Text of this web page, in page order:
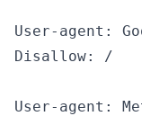
User-agent:
Disallow: /
User-agent: